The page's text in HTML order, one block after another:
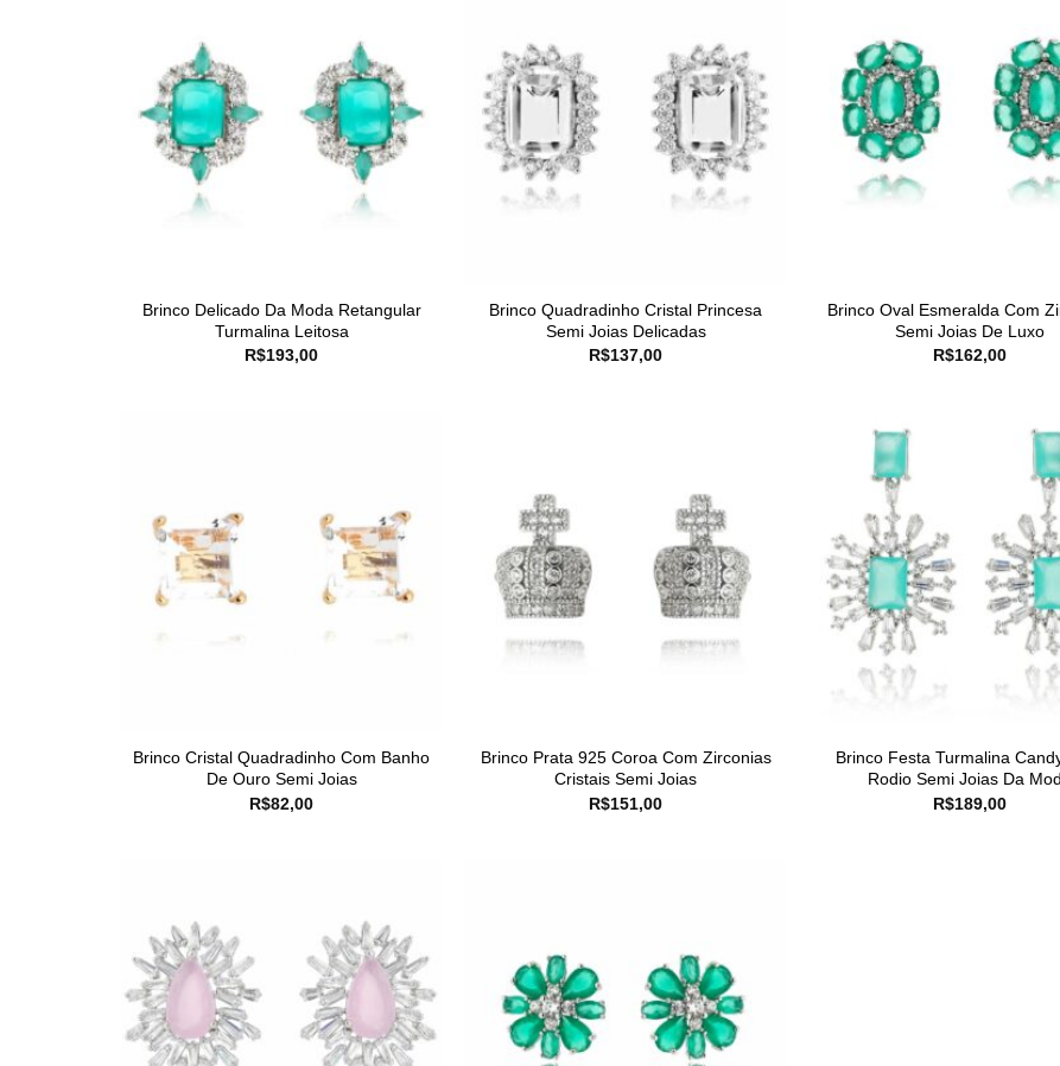
Brinco Delicado Da Moda Retangular
Turmalina Leitosa
R$193,00
Brinco Quadradinho Cristal Princesa
Semi Joias Delicadas
R$137,00
Brinco Oval Esmeralda Com
Semi Joias De Luxo
R$162,00
Brinco Cristal Quadradinho Com Banho
De Ouro Semi Joias
R$82,00
Brinco Prata 925 Coroa Com Zirconias
Cristais Semi Joias
R$151,00
Brinco Festa Turmalina
Rodio Semi Joias Da
R$189,00